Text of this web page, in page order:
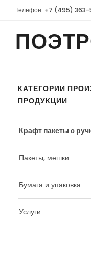
Телефон: +7 (495) 363-
КАТЕГОРИИ
ПРОДУКЦИИ
Крафт пакеты с
Пакеты, мешки
Бумага и упаковка
Услуги